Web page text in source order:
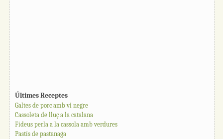
Últimes Receptes
Galtes de porc amb vi negre
Cassoleta de lluç a la catalana
Fideus perla a la cassola amb verdures
Pastís de pastanaga